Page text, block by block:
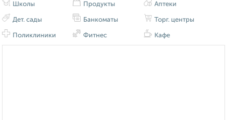
Школы
Дет. сады
Поликлиники
Продукты
Банкоматы
Фитнес
Аптеки
Торг. центры
Кафе